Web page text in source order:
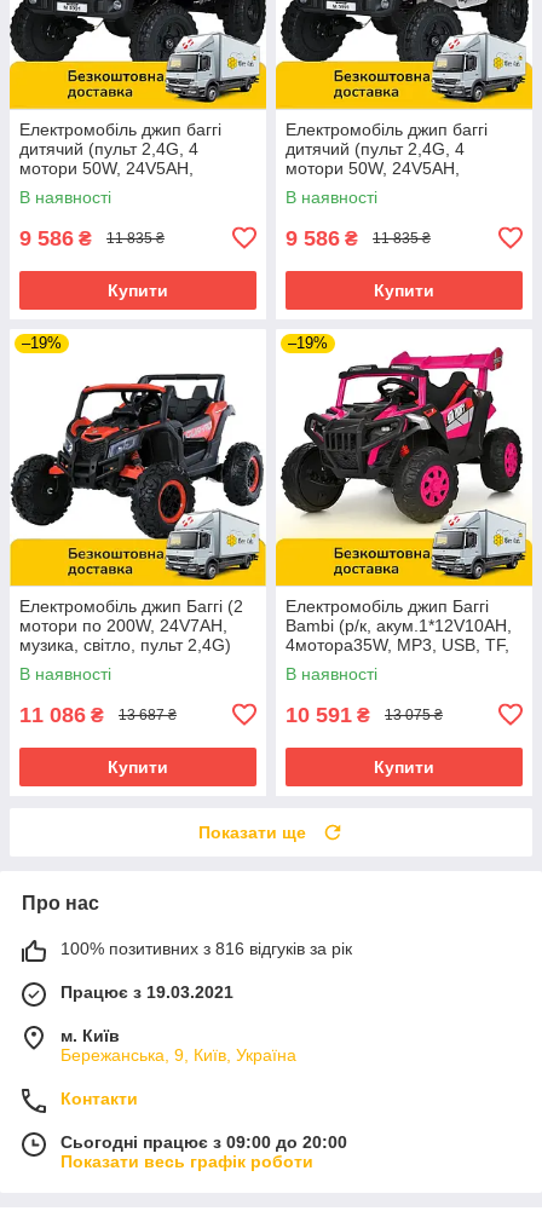
Електромобіль джип баггі
дитячий (пульт 2,4G, 4
мотори 50W, 24V5AH,
музика, світло) Bambi M
5991EBLR-2(24V)
В наявності
9 586 ₴ 11 835 ₴
Купити
Електромобіль джип баггі
дитячий (пульт 2,4G, 4
мотори 50W, 24V5AH,
музика, світло) Bambi M
5991EBLR-1(24V Білий
В наявності
9 586 ₴ 11 835 ₴
Купити
–19%
Електромобіль джип Баггі (2
мотори по 200W, 24V7AH,
музика, світло, пульт 2,4G)
Bambi M 6070EBLR-3(24V)
Червоний
В наявності
11 086 ₴ 13 687 ₴
Купити
–19%
Електромобіль джип Баггі
Bambi (р/к, акум.1*12V10AH,
4мотора35W, MP3, USB, TF,
BLUETOOTH) M 6347EBLR-8
Рожевий
В наявності
10 591 ₴ 13 075 ₴
Купити
Показати ще
Про нас
100% позитивних з 816 відгуків за рік
Працює з 19.03.2021
м. Київ
Бережанська, 9, Київ, Україна
Контакти
Сьогодні працює з 09:00 до 20:00
Показати весь графік роботи